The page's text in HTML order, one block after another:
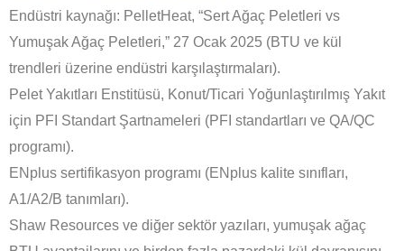
Endüstri kaynağı: PelletHeat, “Sert Ağaç Peletleri vs
Yumuşak Ağaç Peletleri,” 27 Ocak 2025 (BTU ve kül
trendleri üzerine endüstri karşılaştırmaları).
Pelet Yakıtları Enstitüsü, Konut/Ticari Yoğunlaştırılmış Yakıt
için PFI Standart Şartnameleri (PFI standartları ve QA/QC
programı).
ENplus sertifikasyon programı (ENplus kalite sınıfları,
A1/A2/B tanımları).
Shaw Resources ve diğer sektör yazıları, yumuşak ağaç
Italian
Indonesian